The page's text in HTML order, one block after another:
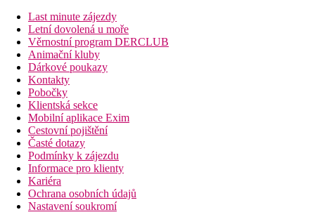
Last minute zájezdy
Letní dovolená u moře
Věrnostní program DERCLUB
Animační kluby
Dárkové poukazy
Kontakty
Pobočky
Klientská sekce
Mobilní aplikace Exim
Cestovní pojištění
Časté dotazy
Podmínky k zájezdu
Informace pro klienty
Kariéra
Ochrana osobních údajů
Nastavení soukromí